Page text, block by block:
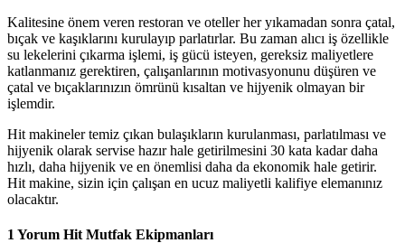
Kalitesine önem veren restoran ve oteller her yıkamadan sonra çatal,
bıçak ve kaşıklarını kurulayıp parlatırlar. Bu zaman alıcı iş özellikle
su lekelerini çıkarma işlemi, iş gücü isteyen, gereksiz maliyetlere
katlanmanız gerektiren, çalışanlarının motivasyonunu düşüren ve
çatal ve bıçaklarınızın ömrünü kısaltan ve hijyenik olmayan bir
işlemdir.
Hit makineler temiz çıkan bulaşıkların kurulanması, parlatılması ve
hijyenik olarak servise hazır hale getirilmesini 30 kata kadar daha
hızlı, daha hijyenik ve en önemlisi daha da ekonomik hale getirir.
Hit makine, sizin için çalışan en ucuz maliyetli kalifiye elemanınız
olacaktır.
1 Yorum Hit Mutfak Ekipmanları